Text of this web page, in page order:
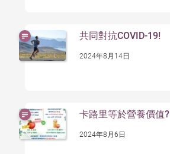
共同對抗COVID-19!
2024年8月14日
卡路里等於營養價值?
2024年8月6日